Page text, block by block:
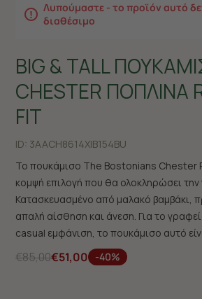
Λυπούμαστε - το προϊόν αυτό
διαθέσιμο
BIG & TALL
CHESTER ΠΟΠΛΙΝΑ
FIT
ID: 3AACH8614X|B154BU
Το πουκάμισο The Bostonians Chester
κομψή επιλογή που θα ολοκληρώσει
Κατασκευασμένο από μαλακό βαμβάκι,
απαλή αίσθηση και άνεση. Για το
casual εμφάνιση, το πουκάμισο αυτό
€85,00€51,00 -40%